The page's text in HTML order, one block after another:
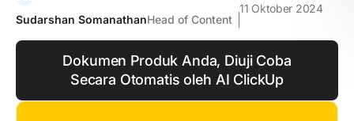
Sudarshan SomanathanHead of Content
11 Oktober 2024
Dokumen Produk Anda, Diuji Coba
Secara Otomatis oleh AI ClickUp